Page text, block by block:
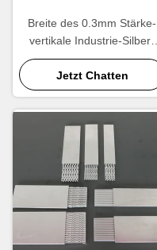
Breite des 0.3mm Stärke-
vertikale Industrie-Silber-
Heizkörper-Rohr-42mm
Jetzt Chatten